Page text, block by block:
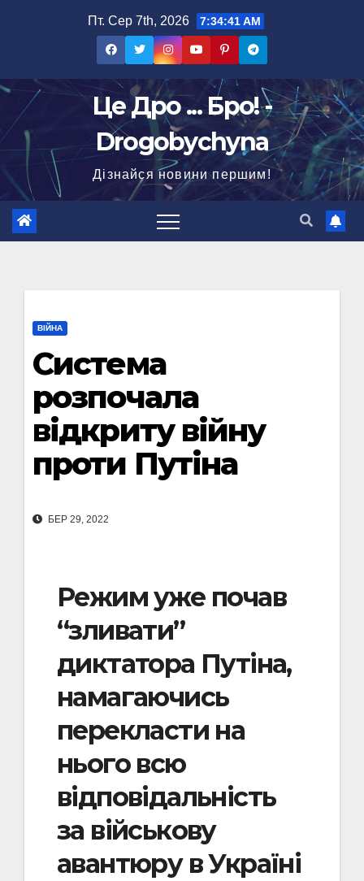
Пт. Сер 7th, 2026 7:34:42 AM
Це Дро ... Бро! -
Drogobychyna
Дізнайся новини першим!
ВІЙНА
Система
розпочала
відкриту війну
проти Путіна
БЕР 29, 2022
Режим уже почав
“зливати”
диктатора Путіна,
намагаючись
перекласти на
нього всю
відповідальність
за військову
авантюру в Україні